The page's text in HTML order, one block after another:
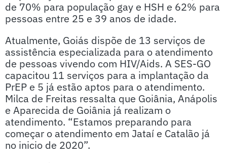
de 70% para população gay e HSH e 62% para
pessoas entre 25 e 39 anos de idade.
Atualmente, Goiás dispõe de 13 serviços de
assistência especializada para o atendimento
de pessoas vivendo com HIV/Aids. A SES-GO
capacitou 11 serviços para a implantação da
PrEP e 5 já estão aptos para o atendimento.
Milca de Freitas ressalta que Goiânia, Anápolis
e Aparecida de Goiânia já realizam o
atendimento. “Estamos preparando para
começar o atendimento em Jataí e Catalão já
no inicio de 2020”.